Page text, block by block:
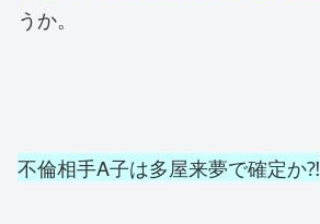
うか。
不倫相手A子は多屋来夢で確定か⁈